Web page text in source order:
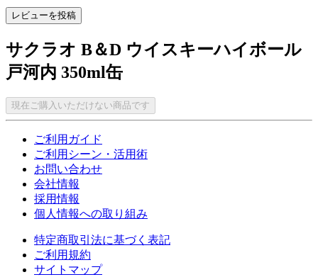
レビューを投稿
サクラオ B＆D ウイスキーハイボール
戸河内 350ml缶
現在ご購入いただけない商品です
ご利用ガイド
ご利用シーン・活用術
お問い合わせ
会社情報
採用情報
個人情報への取り組み
特定商取引法に基づく表記
ご利用規約
サイトマップ